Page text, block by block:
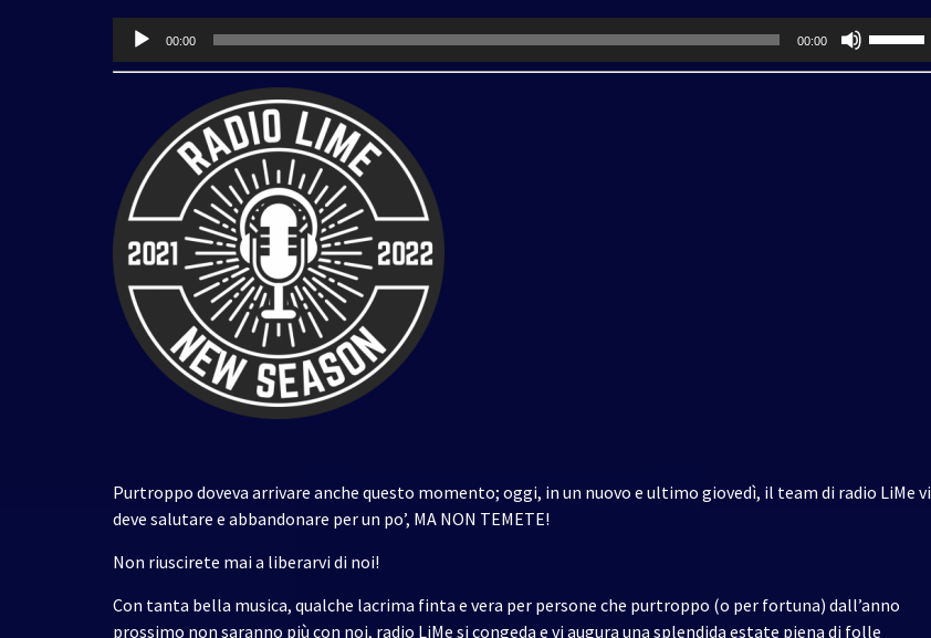
Audio
00:00 00:00
Purtroppo doveva arrivare anche questo momento; oggi, in un nuovo e ultimo giovedì, il team di radio LiMe vi
deve salutare e abbandonare per un po’, MA NON TEMETE!
Non riuscirete mai a liberarvi di noi!
Con tanta bella musica, qualche lacrima finta e vera per persone che purtroppo (o per fortuna) dall’anno
prossimo non saranno più con noi, radio LiMe si congeda e vi augura una splendida estate piena di folle